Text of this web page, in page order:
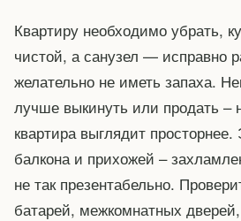
Квартиру необходимо убрать,
чистой, а санузел — исправно
желательно не иметь запаха.
лучше выкинуть или продать –
квартира выглядит просторнее.
балкона и прихожей –
не так презентабельно.
батарей, межкомнатных